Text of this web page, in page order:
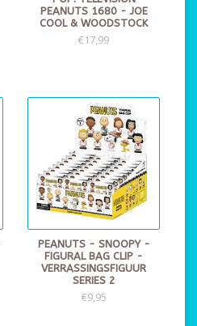
PEANUTS 1680 - JOE
COOL & WOODSTOCK
€17,99
PEANUTS - SNOOPY -
FIGURAL BAG CLIP -
VERRASSINGSFIGUUR
SERIES 2
€9,95